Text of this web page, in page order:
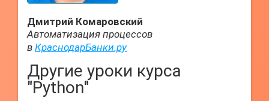
Дмитрий Комаровский
Автоматизация процессов
в КраснодарБанки.ру
Другие уроки курса
"Python"